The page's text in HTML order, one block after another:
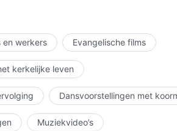
en werkers Evangelische films
kerkelijke leven
Dansvoorstellingen met
Muziekvideo’s